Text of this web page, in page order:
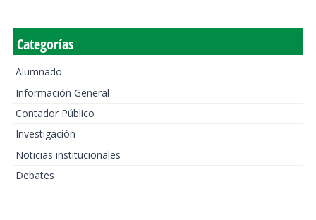
Categorías
Alumnado
Información General
Contador Público
Investigación
Noticias institucionales
Debates